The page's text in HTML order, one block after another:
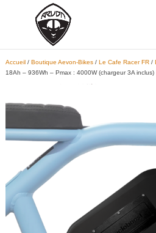
Accueil/ Boutique Aevon-Bikes/ Le Cafe Racer FR/
18Ah – 936Wh – Pmax : 4000W (chargeur 3A inclus)